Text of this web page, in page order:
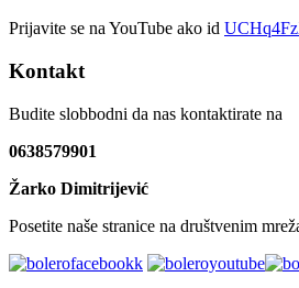
Prijavite se na YouTube ako id
Kontakt
Budite slobbodni da nas kontaktirate na
0638579901
Žarko Dimitrijević
Posetite naše stranice na društvenim